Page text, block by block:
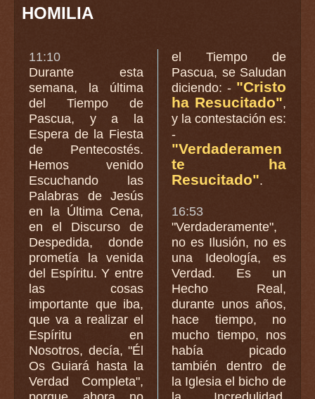
HOMILIA
11:10
Durante esta
semana, la última
del Tiempo de
Pascua, y a la
Espera de la Fiesta
de Pentecostés.
Hemos venido
Escuchando las
Palabras de Jesús
en la Última Cena,
en el Discurso de
Despedida, donde
prometía la venida
del Espíritu. Y entre
las cosas
importante que iba,
que va a realizar el
Espíritu en
Nosotros, decía, "Él
Os Guiará hasta la
Verdad Completa",
el Tiempo de
Pascua, se Saludan
diciendo: - "Cristo
ha Resucitado",
y la contestación es:
-
"Verdaderamen
te ha
Resucitado".
16:53
"Verdaderamente",
no es Ilusión, no es
una Ideología, es
Verdad. Es un
Hecho Real,
durante unos años,
hace tiempo, no
mucho tiempo, nos
había picado
también dentro de
la Iglesia el bicho de